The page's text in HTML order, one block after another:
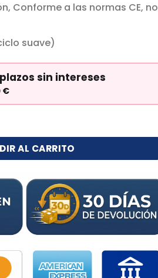
Conforme a las normas CE, no
suave)
sin intereses
€
AL CARRITO